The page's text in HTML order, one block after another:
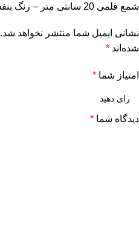
شمع قلمی 20 سانتی متر – رنگ بنفش- برند stella چین”
نشانی ایمیل شما منتشر نخواهد شد.
شده‌اند *
امتیاز شما *
دیدگاه شما *